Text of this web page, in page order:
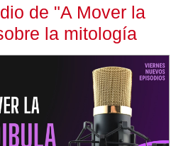
de "A Mover la
la mitología